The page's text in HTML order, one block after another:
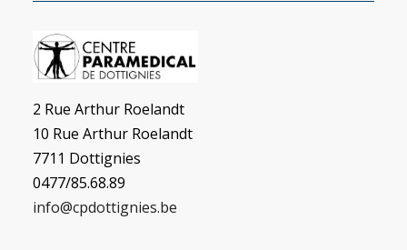
2 Rue Arthur Roelandt
10 Rue Arthur Roelandt
7711 Dottignies
0477/85.68.89
info@cpdottignies.be